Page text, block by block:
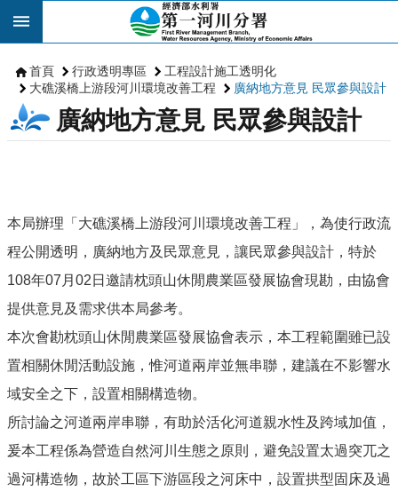
跳到主要內容區塊
首頁 行政透明專區
工程設計施工透明化
大礁溪橋上游段河川環境改善工程
廣納地方意見 民眾參與設計
廣納地方意見 民眾參與設計
本局辦理「大礁溪橋上游段河川環境改善工程」，為使行政流
程公開透明，廣納地方及民眾意見，讓民眾參與設計，特於
108年07月02日邀請枕頭山休閒農業區發展協會現勘，由協會
提供意見及需求供本局參考。
本次會勘枕頭山休閒農業區發展協會表示，本工程範圍雖已設
置相關休閒活動設施，惟河道兩岸並無串聯，建議在不影響水
域安全之下，設置相關構造物。
所討論之河道兩岸串聯，有助於活化河道親水性及跨域加值，
爰本工程係為營造自然河川生態之原則，避免設置太過突兀之
過河構造物，故於工區下游區段之河床中，設置拱型固床及過